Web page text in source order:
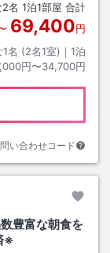
2名 1泊1部屋 合計
69,400円
1名 (2名1室)｜ 1泊
円〜34,700円
い合わせコード
豊富な朝食を
※